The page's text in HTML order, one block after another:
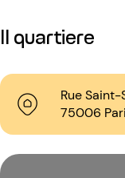
Il quartiere
Rue
75006